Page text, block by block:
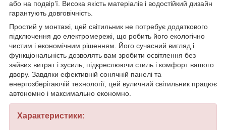
або на подвір’ї. Висока якість матеріалів і водостійкий дизайн
гарантують довговічність.
Простий у монтажі, цей світильник не потребує додаткового
підключення до електромережі, що робить його екологічно
чистим і економічним рішенням. Його сучасний вигляд і
функціональність дозволять вам зробити освітлення без
зайвих витрат і зусиль, підкреслюючи стиль і комфорт вашого
двору. Завдяки ефективній сонячній панелі та
енергозберігаючій технології, цей вуличний світильник працює
автономно і максимально економно.
Характеристики: